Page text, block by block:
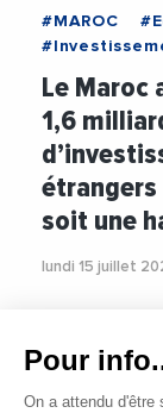
#MAROC
Le Maroc
1,6
étrangers
soit une
lundi 15 juillet
Pour
On a attendu d'être